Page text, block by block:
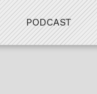
PODCAST